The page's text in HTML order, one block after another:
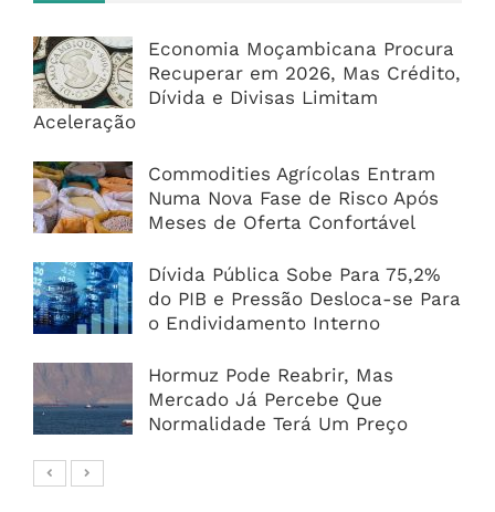
Economia Moçambicana Procura
Recuperar em 2026, Mas Crédito,
Dívida e Divisas Limitam
Aceleração
Commodities Agrícolas Entram
Numa Nova Fase de Risco Após
Meses de Oferta Confortável
Dívida Pública Sobe Para 75,2%
do PIB e Pressão Desloca-se Para
o Endividamento Interno
Hormuz Pode Reabrir, Mas
Mercado Já Percebe Que
Normalidade Terá Um Preço